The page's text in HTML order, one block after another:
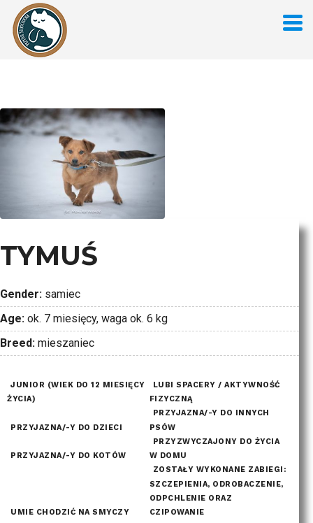
TYMUŚ
Gender: samiec
Age: ok. 7 miesięcy, waga ok. 6 kg
Breed: mieszaniec
JUNIOR (WIEK DO 12 MIESIĘCY
ŻYCIA)
LUBI SPACERY / AKTYWNOŚĆ
FIZYCZNĄ
PRZYJAZNA/-Y DO DZIECI
PRZYJAZNA/-Y DO INNYCH
PSÓW
PRZYJAZNA/-Y DO KOTÓW
PRZYZWYCZAJONY DO ŻYCIA
W DOMU
UMIE CHODZIĆ NA SMYCZY
ZOSTAŁY WYKONANE ZABIEGI:
SZCZEPIENIA, ODROBACZENIE,
ODPCHLENIE ORAZ
CZIPOWANIE